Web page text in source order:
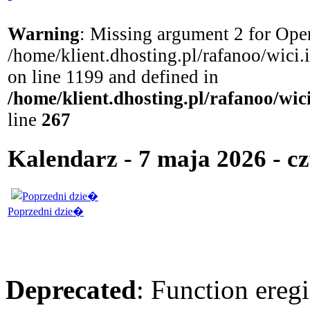
Warning: Missing argument 2 for
/home/klient.dhosting.pl/rafanoo/
on line 1199 and defined in
/home/klient.dhosting.pl/rafanoo/
line 267
Kalendarz - 7 maja 2026 -
Poprzedni dzie�
Deprecated: Function